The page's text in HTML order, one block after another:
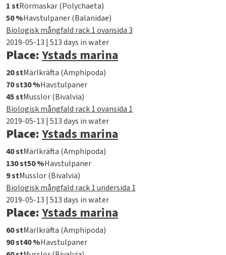
1 stRörmaskar (Polychaeta)
50 %Havstulpaner (Balanidae)
Biologisk mångfald rack 1 ovansida 3
2019-05-13 | 513 days in water
Place:Ystads marina
20 stMärlkräfta (Amphipoda)
70 st30 %Havstulpaner
45 stMusslor (Bivalvia)
Biologisk mångfald rack 1 ovansida 1
2019-05-13 | 513 days in water
Place:Ystads marina
40 stMärlkräfta (Amphipoda)
130 st50 %Havstulpaner
9 stMusslor (Bivalvia)
Biologisk mångfald rack 1 undersida 1
2019-05-13 | 513 days in water
Place:Ystads marina
60 stMärlkräfta (Amphipoda)
90 st40 %Havstulpaner